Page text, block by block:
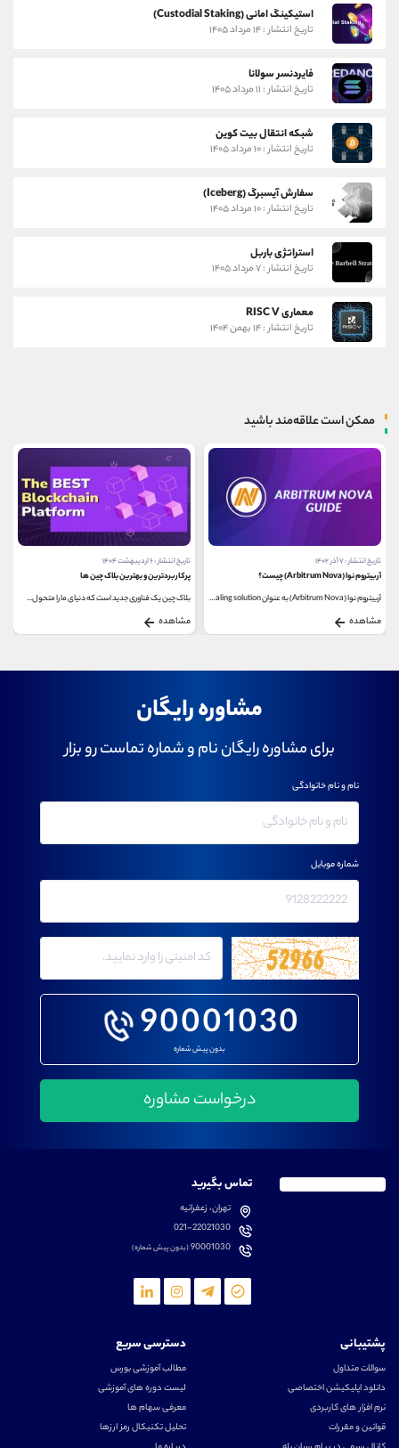
استیکینگ امانی (Custodial Staking)
تاریخ انتشار : ۱۴ مرداد ۱۴۰۵
فایردنسر سولانا
تاریخ انتشار : ۱۱ مرداد ۱۴۰۵
شبکه انتقال بیت کوین
تاریخ انتشار : ۱۰ مرداد ۱۴۰۵
سفارش آیسبرگ (Iceberg)
تاریخ انتشار : ۱۰ مرداد ۱۴۰۵
استراتژی باربل
تاریخ انتشار : ۷ مرداد ۱۴۰۵
معماری RISC V
تاریخ انتشار : ۱۴ بهمن ۱۴۰۴
ممکن است علاقه‌مند باشید
تاریخ انتشار : ۷ آذر ۱۴۰۲
آربیتروم نوا (Arbitrum Nova) چیست؟
آربیتروم نوا (Arbitrum Nova) به عنوان Layer 2 scaling solution...
مشاهده
تاریخ انتشار : ۶ اردیبهشت ۱۴۰۴
پرکاربردترین و بهترین بلاک چین‌ ها
بلاک چین یک فناوری جدید است که دنیای ما را متحول...
مشاهده
مشاوره رایگان
برای مشاوره رایگان نام و شماره تماست رو بزار
90001030
بدون پیش شماره
نام و نام خانوادگی
شماره موبایل
تماس بگیرید
تهران، زعفرانیه
021-22021030
90001030(بدون پیش شماره)
پشتیبانی
سوالات متداول
دانلود اپلیکیشن اختصاصی
نرم افزار های کاربردی
قوانین و مقررات
دسترسی سریع
مطالب آموزشی بورس
لیست دوره های آموزشی
معرفی سهام ها
تحلیل تکنیکال رمز ارزها